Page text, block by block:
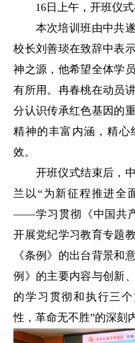
16日上午，开班仪式
本次培训班由中共遂
校长刘善琰在致辞中表
神之源，他希望全体学
有所用。冉春桃在动员
分认识传承红色基因的
精神的丰富内涵，精心
效。
开班仪式结束后，中
兰以“为新征程推进全
——学习贯彻《中国共
开展党纪学习教育专题
《条例》的出台背景和
例》的主要内容与创新
的学习贯彻和执行三
性，革命无不胜”的深刻